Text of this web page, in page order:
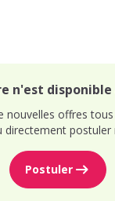
n'est disponible
nouvelles offres
directement postuler
Postuler